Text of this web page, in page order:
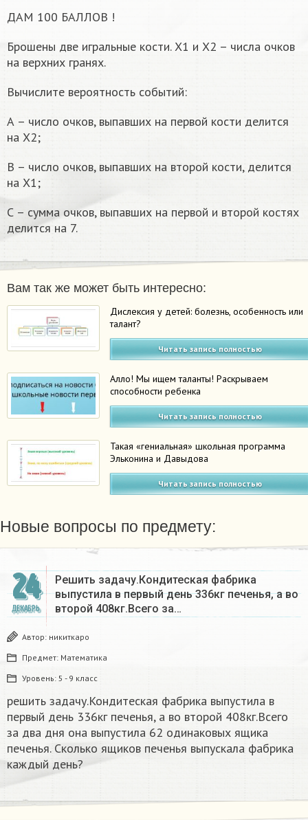
ДАМ 100 БАЛЛОВ !
Брошены две игральные кости. Х1 и Х2 – числа очков
на верхних гранях.
Вычислите вероятность событий:
А – число очков, выпавших на первой кости делится
на Х2;
В – число очков, выпавших на второй кости, делится
на Х1;
С – сумма очков, выпавших на первой и второй костях
делится на 7.
Вам так же может быть интересно:
Дислексия у детей: болезнь, особенность или
талант?
Читать запись полностью
Алло! Мы ищем таланты! Раскрываем
способности ребенка
Читать запись полностью
Такая «гениальная» школьная программа
Эльконина и Давыдова
Читать запись полностью
Новые вопросы по предмету:
24
ДЕКАБРЬ
Решить задачу.Кондитеская фабрика
выпустила в первый день 336кг печенья, а во
второй 408кг.Всего за…
Автор: никиткаро
Предмет: Математика
Уровень: 5 - 9 класс
решить задачу.Кондитеская фабрика выпустила в
первый день 336кг печенья, а во второй 408кг.Всего
за два дня она выпустила 62 одинаковых ящика
печенья. Сколько ящиков печенья выпускала фабрика
каждый день?